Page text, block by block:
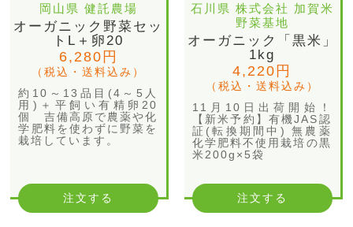
岡山県 健託農場
オーガニック野菜セッ
トL＋卵20
6,280円
（税込・送料込み）
約10～13品目(4～5人
用)＋平飼い有精卵20
個 吉備高原で農薬や化
学肥料を使わずに野菜を
栽培しています。
注文する
石川県 株式会社 加賀米
野菜基地
オーガニック「黒米」
1kg
4,220円
（税込・送料込み）
11月10日出荷開始！
【新米予約】有機JAS認
証(転換期間中) 無農薬
化学肥料不使用栽培の黒
米200g×5袋
注文する